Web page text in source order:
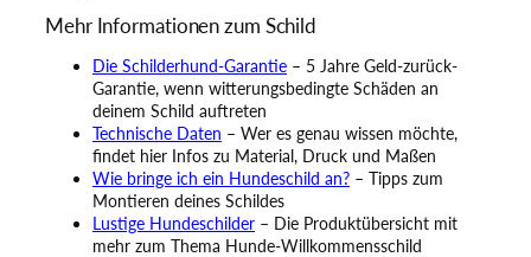
Mehr Informationen zum Schild
Die Schilderhund-Garantie – 5 Jahre Geld-zurück-
Garantie, wenn witterungsbedingte Schäden an
deinem Schild auftreten
Technische Daten – Wer es genau wissen möchte,
findet hier Infos zu Material, Druck und Maßen
Wie bringe ich ein Hundeschild an? – Tipps zum
Montieren deines Schildes
Lustige Hundeschilder – Die Produktübersicht mit
mehr zum Thema Hunde-Willkommensschild